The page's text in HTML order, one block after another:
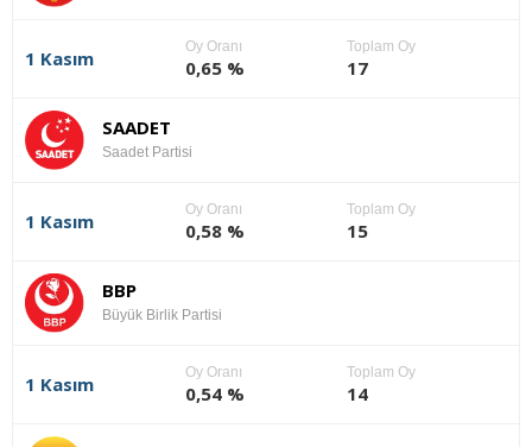
1 Kasım
Oy Oranı
0,65 %
Toplam Oy
17
SAADET
Saadet Partisi
1 Kasım
Oy Oranı
0,58 %
Toplam Oy
15
BBP
Büyük Birlik Partisi
1 Kasım
Oy Oranı
0,54 %
Toplam Oy
14